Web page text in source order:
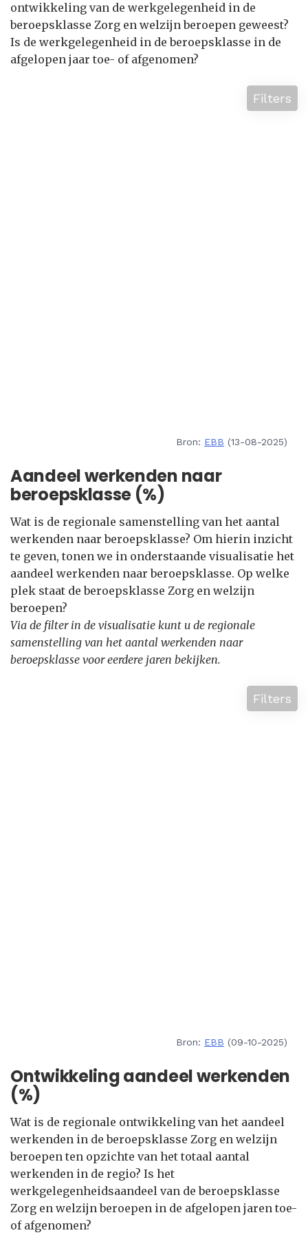
ontwikkeling van de werkgelegenheid in de
beroepsklasse Zorg en welzijn beroepen geweest?
Is de werkgelegenheid in de beroepsklasse in de
afgelopen jaar toe- of afgenomen?
Filters
Bron: EBB (13-08-2025)
Aandeel werkenden naar
beroepsklasse (%)
Wat is de regionale samenstelling van het aantal
werkenden naar beroepsklasse? Om hierin inzicht
te geven, tonen we in onderstaande visualisatie het
aandeel werkenden naar beroepsklasse. Op welke
plek staat de beroepsklasse Zorg en welzijn
beroepen?
Via de filter in de visualisatie kunt u de regionale
samenstelling van het aantal werkenden naar
beroepsklasse voor eerdere jaren bekijken.
Filters
Bron: EBB (09-10-2025)
Ontwikkeling aandeel werkenden
(%)
Wat is de regionale ontwikkeling van het aandeel
werkenden in de beroepsklasse Zorg en welzijn
beroepen ten opzichte van het totaal aantal
werkenden in de regio? Is het
werkgelegenheidsaandeel van de beroepsklasse
Zorg en welzijn beroepen in de afgelopen jaren toe-
of afgenomen?